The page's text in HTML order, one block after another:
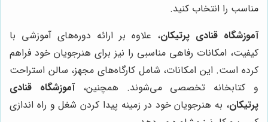
مناسب را انتخاب کنید.
آموزشگاه قنادی پرتیکان، علاوه بر ارائه دوره‌های آموزشی با
کیفیت، امکانات رفاهی مناسبی را نیز برای هنرجویان خود فراهم
کرده است. این امکانات، شامل کارگاه‌های مجهز، سالن استراحت
و کتابخانه تخصصی می‌شوند. همچنین،آموزشگاه قنادی
پرتیکان، به هنرجویان خود در زمینه پیدا کردن شغل و راه اندازی